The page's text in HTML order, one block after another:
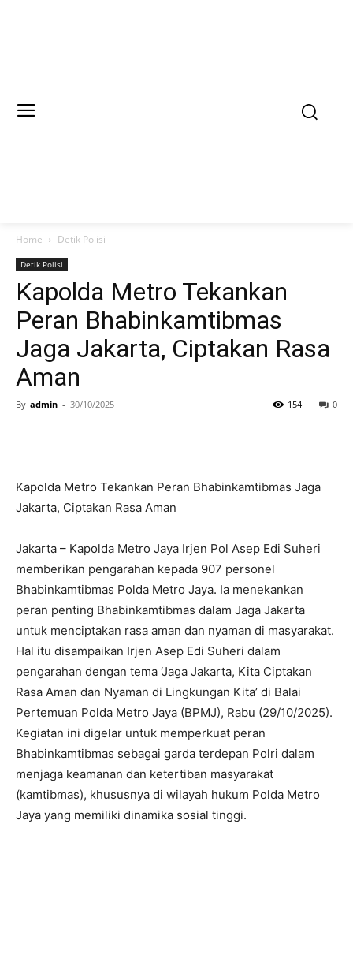
Home Detik Polisi
Detik Polisi
Kapolda Metro Tekankan
Peran Bhabinkamtibmas
Jaga Jakarta, Ciptakan Rasa
Aman
By admin - 30/10/2025 0
154
Kapolda Metro Tekankan Peran Bhabinkamtibmas Jaga
Jakarta, Ciptakan Rasa Aman
Jakarta – Kapolda Metro Jaya Irjen Pol Asep Edi Suheri
memberikan pengarahan kepada 907 personel
Bhabinkamtibmas Polda Metro Jaya. Ia menekankan
peran penting Bhabinkamtibmas dalam Jaga Jakarta
untuk menciptakan rasa aman dan nyaman di masyarakat.
Hal itu disampaikan Irjen Asep Edi Suheri dalam
pengarahan dengan tema ‘Jaga Jakarta, Kita Ciptakan
Rasa Aman dan Nyaman di Lingkungan Kita’ di Balai
Pertemuan Polda Metro Jaya (BPMJ), Rabu (29/10/2025).
Kegiatan ini digelar untuk memperkuat peran
Bhabinkamtibmas sebagai garda terdepan Polri dalam
menjaga keamanan dan ketertiban masyarakat
(kamtibmas), khususnya di wilayah hukum Polda Metro
Jaya yang memiliki dinamika sosial tinggi.